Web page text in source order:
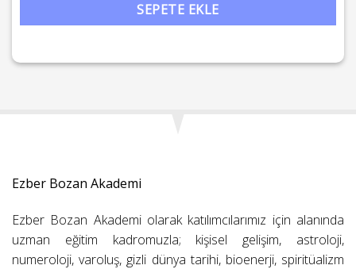
SEPETE EKLE
Ezber Bozan Akademi
Ezber Bozan Akademi olarak katılımcılarımız için alanında
uzman eğitim kadromuzla; kişisel gelişim, astroloji,
numeroloji, varoluş, gizli dünya tarihi, bioenerji, spiritüalizm